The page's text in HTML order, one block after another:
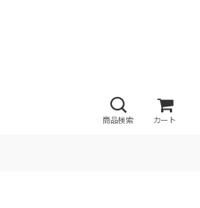
商品検索 カート